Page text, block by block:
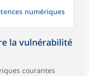
numériques
la vulnérabilité
courantes